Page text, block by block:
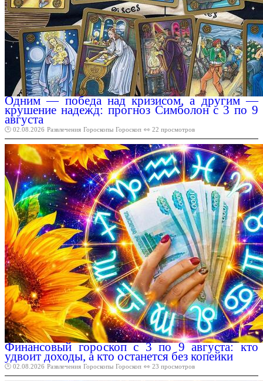
Одним — победа над кризисом, а другим —
крушение надежд: прогноз Симболон с 3 по 9
августа
🕑 02.08.2026 Развлечения Гороскопы Гороскоп 👀 22 просмотров
Финансовый гороскоп с 3 по 9 августа: кто
удвоит доходы, а кто останется без копейки
🕑 02.08.2026 Развлечения Гороскопы Гороскоп 👀 23 просмотров